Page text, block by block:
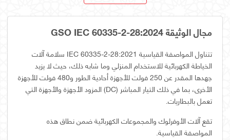
مجال الوثيقة GSO IEC 60335-2-28:2024
تتناول المواصفة القياسية IEC 60335-2-28:2021 سلامة آلات
الخياطة الكهربائية للاستخدام المنزلي وما شابه ذلك، حيث لا يزيد
جهدها المقدر عن 250 فولت للأجهزة أحادية الطور و480 فولت للأجهزة
الأخرى، بما في ذلك التيار المباشر (DC) المزود الأجهزة والأجهزة التي
تعمل بالبطاريات.
تقع آلات الأوفرلوك والمجموعات الكهربائية ضمن نطاق هذه
المواصفة القياسية.